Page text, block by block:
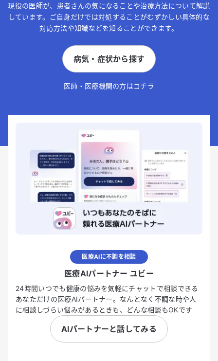
現役の医師が、患者さんの気になることや治療方法について解説
しています。ご自身だけでは対処することがむずかしい具体的な
対応方法や知識などを知ることができます。
病気・症状から探す
医師・医療機関の方はコチラ
医療AIに不調を相談
医療AIパートナー ユビー
24時間いつでも健康の悩みを気軽にチャットで相談できる
あなただけの医療AIパートナー。なんとなく不調な時や人
に相談しづらい悩みがあるときも、どんな相談もOKです
AIパートナーと話してみる